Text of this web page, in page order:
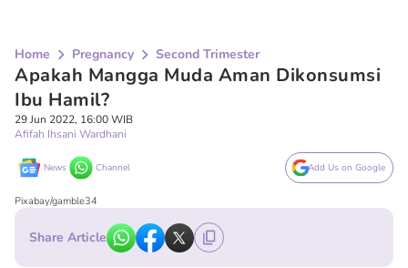
Home Pregnancy Second Trimester
Apakah Mangga Muda Aman Dikonsumsi
Ibu Hamil?
29 Jun 2022, 16:00 WIB
Afifah Ihsani Wardhani
News Channel Add Us on Google
Pixabay/gamble34
Share Article